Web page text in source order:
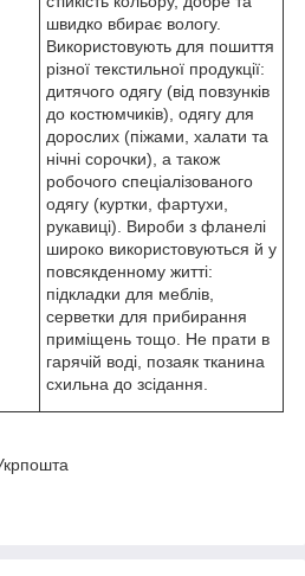
швидко вбирає вологу.
Використовують для пошиття
різної текстильної продукції:
дитячого одягу (від повзунків
до костюмчиків), одягу для
дорослих (піжами, халати та
нічні сорочки), а також
робочого спеціалізованого
одягу (куртки, фартухи,
рукавиці). Вироби з фланелі
широко використовуються й у
повсякденному житті:
підкладки для меблів,
серветки для прибирання
приміщень тощо. Не прати в
гарячій воді, позаяк тканина
схильна до зсідання.